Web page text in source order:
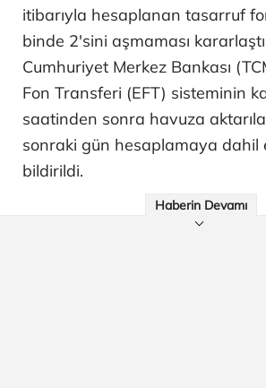
itibarıyla hesaplanan tasarruf
binde 2'sini aşmaması
Cumhuriyet Merkez Bankası
Fon Transferi (EFT) sisteminin
saatinden sonra havuza
sonraki gün hesaplamaya dahil
bildirildi.
Haberin Devamı